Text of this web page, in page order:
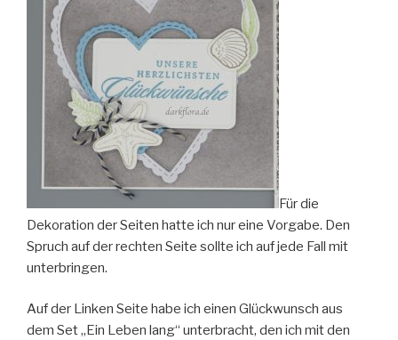
Für die
Dekoration der Seiten hatte ich nur eine Vorgabe. Den
Spruch auf der rechten Seite sollte ich auf jede Fall mit
unterbringen.
Auf der Linken Seite habe ich einen Glückwunsch aus
dem Set „Ein Leben lang“ unterbracht, den ich mit den